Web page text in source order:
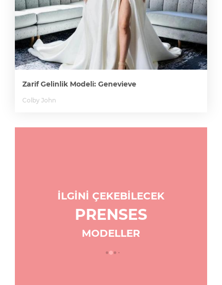
Zarif Gelinlik Modeli: Genevieve
Colby John
İLGİNİ ÇEKEBİLECEK
PRENSES
MODELLER